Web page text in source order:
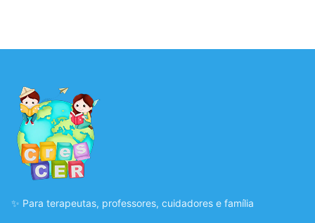
✨ Para terapeutas, professores, cuidadores e família